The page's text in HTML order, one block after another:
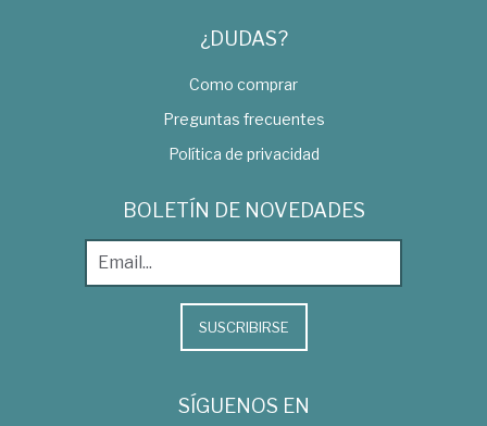
¿DUDAS?
Como comprar
Preguntas frecuentes
Política de privacidad
BOLETÍN DE NOVEDADES
SUSCRIBIRSE
SÍGUENOS EN